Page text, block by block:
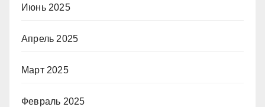
Июнь 2025
Апрель 2025
Март 2025
Февраль 2025